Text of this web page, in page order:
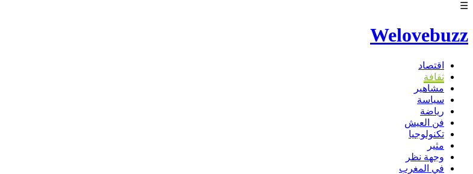
☰
Welovebuzz
اقتصاد
ثقافة
مشاهير
سياسة
رياضة
فن العيش
تكنولوجيا
مثير
وجهة نظر
في المغرب